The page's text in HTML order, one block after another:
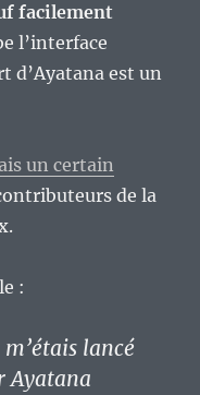
facilement
l’interface
d’Ayatana est un
un certain
de la
:
lancé
Ayatana